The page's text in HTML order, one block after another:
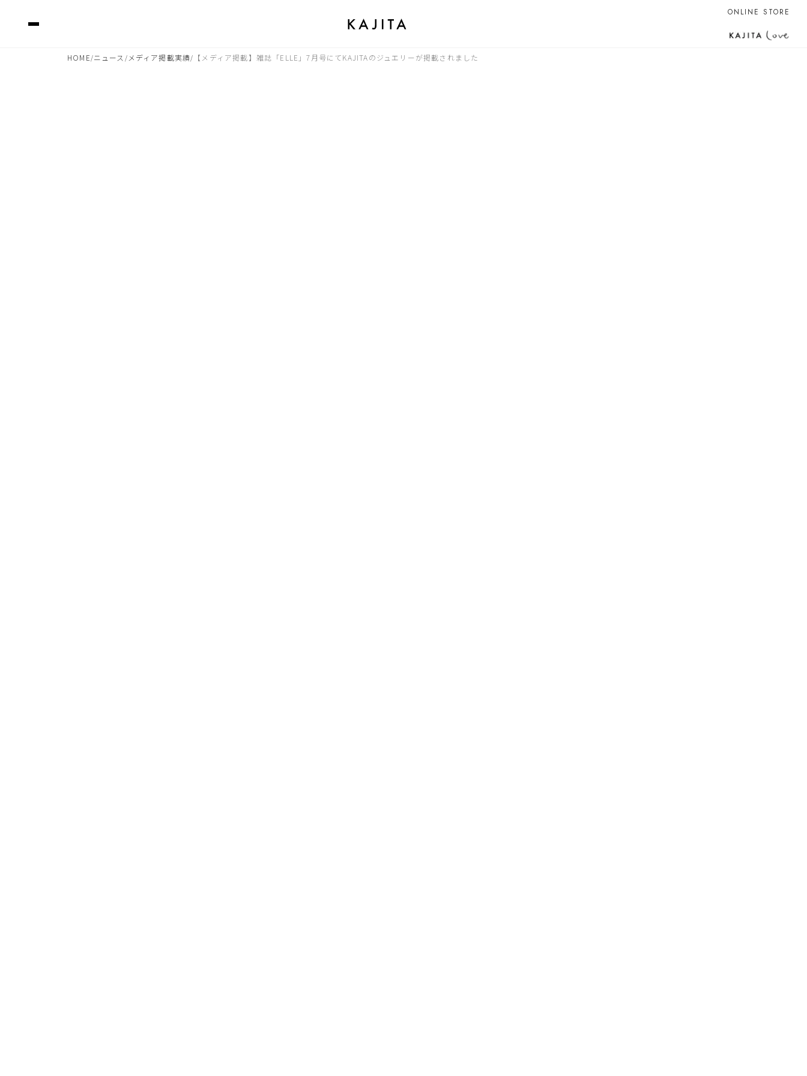
ONLINE STORE
HOME /ニュース / メディア掲載実績/ 【メディア掲載】雑誌「ELLE」7月号にてKAJITAのジュエリーが掲載されました